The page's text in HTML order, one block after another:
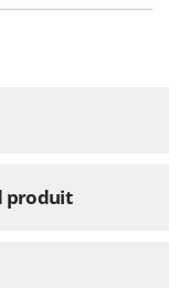
produit